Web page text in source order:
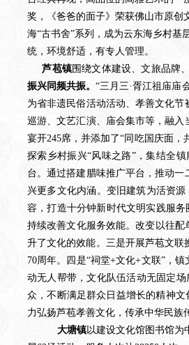
奖，《爸爸的面子》荣获佛山市原创
海“古书舍”系列，成为云东海乡村基
统，环境舒适，有专人管理。
芦苞镇围绕文体建设、文旅品牌
振兴同频共振。“三月三·胥江祖庙庙
为省非遗民俗活动活动、孝善文化
巡游、文艺汇演、庙会集市等，融
宴开245席，并添加了“同吃国庆面
探索乡村振兴“风味之路”，集结全
台。通过搭建腊味推广平台，推动
兴更多文化内涵。 变旧建筑为活资源
容，打造十分钟新时代文明实践服
持续改善文化服务效能。改变以往
升了文化的效能。 三是开展芦苞文联
70周年。四是“祠堂+文化+文联”，
动无人帮带，文化队伍活动无固定
众，不断满足群众日益增长的精神
力弘扬芦苞孝善文化，传承中华民族
大塘镇以建设文化馆图书馆为